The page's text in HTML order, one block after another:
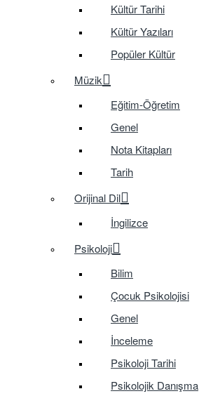
Kültür Tarihi
Kültür Yazıları
Popüler Kültür
Müzik
Eğitim-Öğretim
Genel
Nota Kitapları
Tarih
Orijinal Dil
İngilizce
Psikoloji
Bilim
Çocuk Psikolojisi
Genel
İnceleme
Psikoloji Tarihi
Psikolojik Danışma